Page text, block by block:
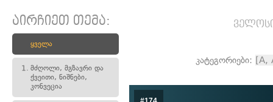
აირჩიეთ თემა:
ყველა
1. მძღოლი, მგზავრი და
ქვეითი, ნიშნები,
კონვეცია
კატეგორიები: [A,